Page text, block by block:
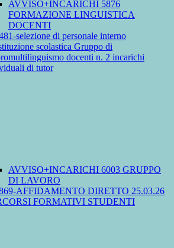
AVVISO+INCARICHI 5876
FORMAZIONE LINGUISTICA
DOCENTI
selezione di personale interno
scolastica Gruppo di
docenti n. 2 incarichi
di tutor
AVVISO+INCARICHI 6003 GRUPPO
DI LAVORO
AFFIDAMENTO DIRETTO 25.03.26
FORMATIVI STUDENTI